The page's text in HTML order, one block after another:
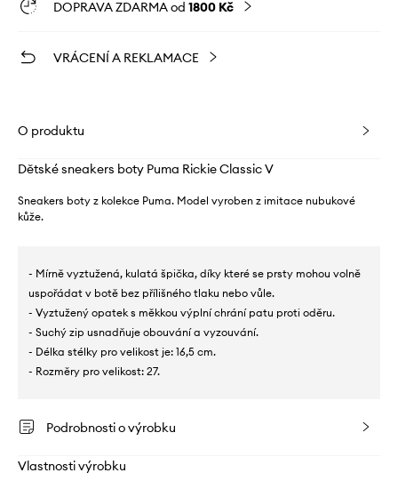
DOPRAVA ZDARMA od 1800 Kč
VRÁCENÍ A REKLAMACE
O produktu
Dětské sneakers boty Puma Rickie Classic V
Sneakers boty z kolekce Puma. Model vyroben z imitace nubukové
kůže.
- Mírně vyztužená, kulatá špička, díky které se prsty mohou volně
uspořádat v botě bez přílišného tlaku nebo vůle.
- Vyztužený opatek s měkkou výplní chrání patu proti oděru.
- Suchý zip usnadňuje obouvání a vyzouvání.
- Délka stélky pro velikost je: 16,5 cm.
- Rozměry pro velikost: 27.
Podrobnosti o výrobku
Vlastnosti výrobku